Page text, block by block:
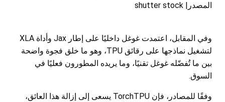
المصدر| shutter stock
وفي المقابل، اعتمدت غوغل داخليًا على إطار Jax وأداة XLA
لتشغيل نماذجها على رقائق TPU، وهو ما خلق فجوة واضحة
بين ما تُفضّله غوغل تقنيًا، وما يريده المطورون فعليًا في
السوق.
وفقًا للمصادر، فإن TorchTPU يسعى إلى إزالة هذا العائق،